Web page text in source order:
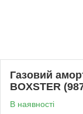
Газовий
BOXSTER
В наявності